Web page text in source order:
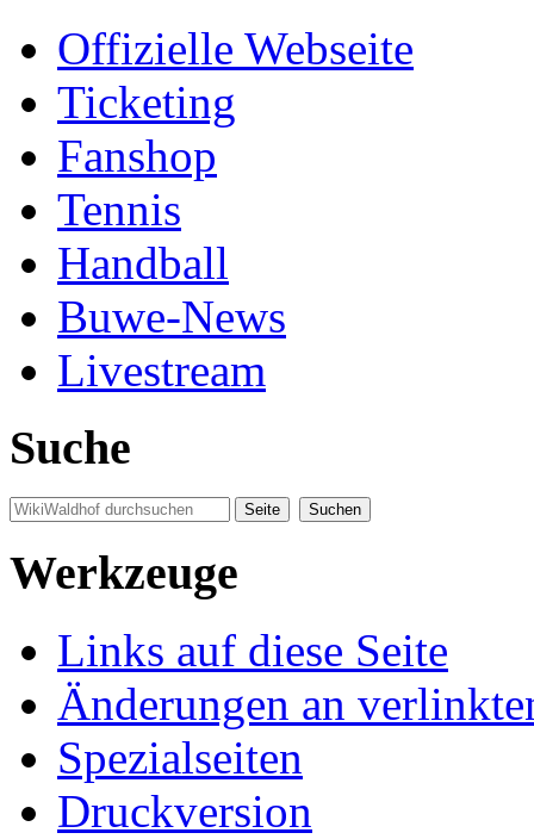
Offizielle Webseite
Ticketing
Fanshop
Tennis
Handball
Buwe-News
Livestream
Suche
Werkzeuge
Links auf diese Seite
Änderungen an
Spezialseiten
Druckversion